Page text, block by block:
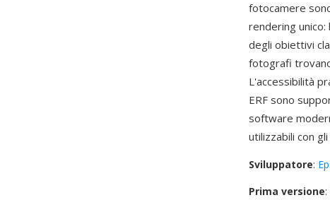
fotocamere
rendering
degli obiettivi
fotografi
L'accessibilità
ERF sono
software
utilizzabili con
Sviluppatore:
Prima versione